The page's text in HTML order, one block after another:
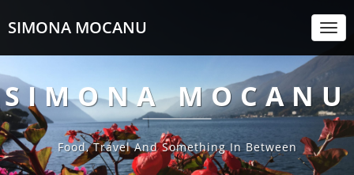
SIMONA MOCANU
SIMONA MOCANU
Food, Travel And Something In Between